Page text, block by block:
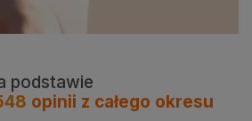
podstawie
opinii z całego okresu